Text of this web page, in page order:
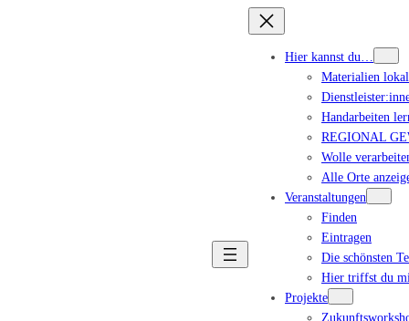
Hier kannst du…
Materialien
Handarbeiten
REGIONAL
Wolle
Alle Orte
Veranstaltungen
Finden
Eintragen
Die schönsten
Hier triffst du
Projekte